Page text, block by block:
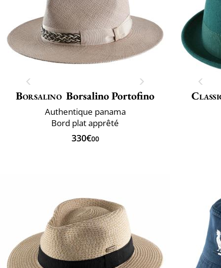
Borsalino Borsalino Portofino
Authentique panama
Bord plat apprêté
330€00